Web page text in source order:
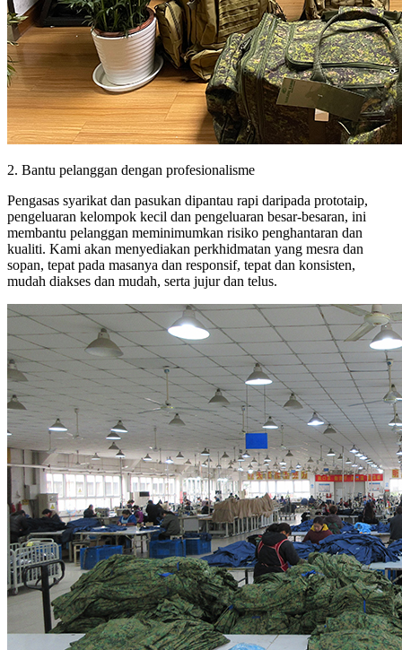
2. Bantu pelanggan dengan profesionalisme
Pengasas syarikat dan pasukan dipantau rapi daripada prototaip,
pengeluaran kelompok kecil dan pengeluaran besar-besaran, ini
membantu pelanggan meminimumkan risiko penghantaran dan
kualiti. Kami akan menyediakan perkhidmatan yang mesra dan
sopan, tepat pada masanya dan responsif, tepat dan konsisten,
mudah diakses dan mudah, serta jujur ​​dan telus.